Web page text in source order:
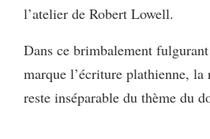
l’atelier de Robert Lowell.
Dans ce brimbalement
marque l’écriture plathienne, la
reste inséparable du thème du